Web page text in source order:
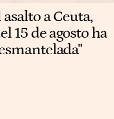
a Ceuta,
15 de agosto ha